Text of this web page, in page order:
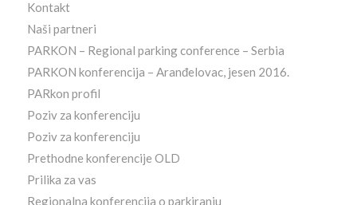
Kontakt
Naši partneri
PARKON – Regional parking conference – Serbia
PARKON konferencija – Aranđelovac, jesen 2016.
PARkon profil
Poziv za konferenciju
Poziv za konferenciju
Prethodne konferencije OLD
Prilika za vas
Regionalna konferencija o parkiranju